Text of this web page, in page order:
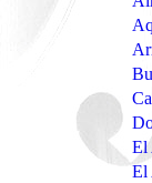
El
El